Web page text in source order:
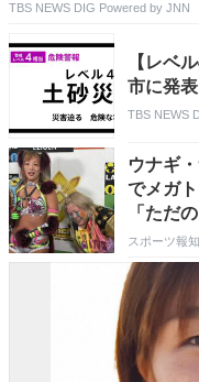
TBS NEWS DIG Powered by JNN
【レベ
市に発
TBS NEWS
ウナギ
でメガ
「ただ
スポーツ報知